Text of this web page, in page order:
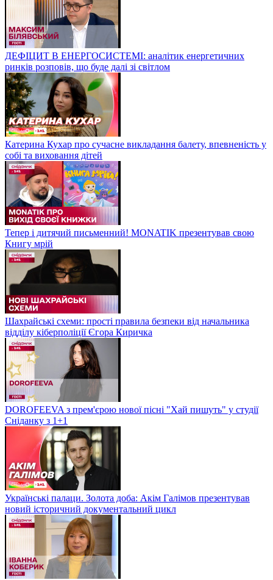
ДЕФІЦИТ В ЕНЕРГОСИСТЕМІ: аналітик енергетичних
ринків розповів, що буде далі зі світлом
Катерина Кухар про сучасне викладання балету, впевненість у
собі та виховання дітей
Тепер і дитячий письменний! MONATIK презентував свою
Книгу мрій
Шахрайські схеми: прості правила безпеки від начальника
відділу кіберполіції Єгора Киричка
DOROFEEVA з прем'єрою нової пісні "Хай пишуть" у студії
Сніданку з 1+1
Українські палаци. Золота доба: Акім Галімов презентував
новий історичний документальний цикл